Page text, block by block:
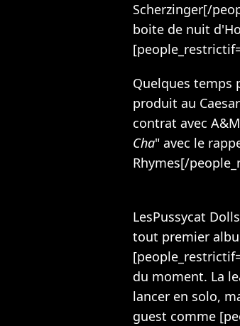
Scherzinger[/
boite de nuit
Quelques temps
produit au
contrat avec
Cha" avec le
Rhymes[/
LesPussycat
tout premier
du moment. La
lancer en solo,
guest comme